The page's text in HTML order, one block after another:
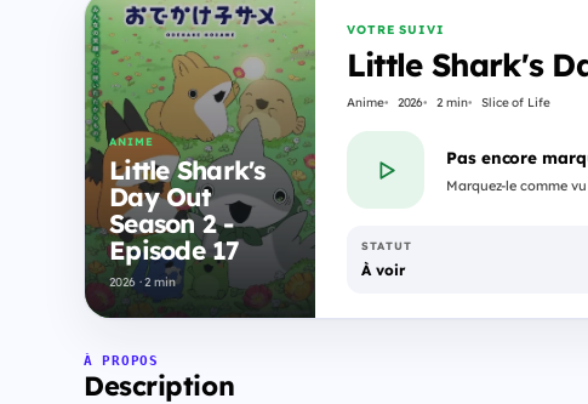
ANIME
Little Shark's
Day Out
Season 2 -
Episode 17
2026 · 2 min
VOTRE SUIVI
Little Shark's
Anime 2026 2 min Slice of Life
Pas encore
Marquez-le comme
STATUT
À voir
À PROPOS
Description